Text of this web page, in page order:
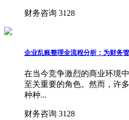
财务咨询 3128
企业乱账整理全流程分析：为财务
在当今竞争激烈的商业环境
至关重要的角色。然而，许
种种...
财务咨询 3128